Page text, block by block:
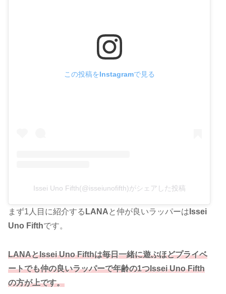
この投稿をInstagramで見る
Issei Uno Fifth(@isseiunofifth)がシェアした投稿
まず1人目に紹介する LANA と仲が良いラッパーは Issei
Uno Fifthです。
LANAとIssei Uno Fifthは毎日一緒に遊ぶほどプライベ
ートでも仲の良いラッパーで年齢の1つIssei Uno Fifth
の方が上です。